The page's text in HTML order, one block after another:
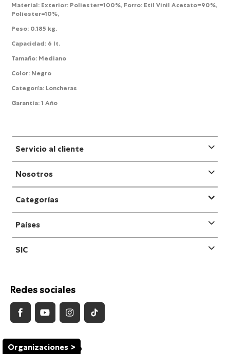
Organizaciones
Material: Exterior: Poliester=100%, Forro: Etil Vinil Acetato=90%,
Poliester=10%,
Peso: 0.185 kg.
Capacidad: 6 lt.
Tamaño: Mediano
Color: Negro
Categoría: Loncheras
Garantía:1 Año
Servicio al cliente
Nosotros
Categorías
Países
SIC
Redes sociales
Medios de Pago